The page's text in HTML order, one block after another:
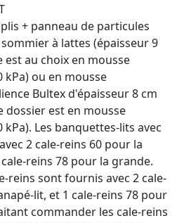
+ panneau de particules
à lattes (épaisseur 9
est au choix en mousse
kPa) ou en mousse
Bultex d'épaisseur 8 cm
dossier est en mousse
Les banquettes-lits avec
2 cale-reins 60 pour la
reins 78 pour la grande.
reins sont fournis avec 2 cale-
lit, et 1 cale-reins 78 pour
commander les cale-reins